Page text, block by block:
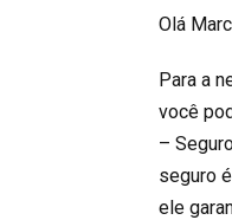
Olá
Para a
você
–
seguro
ele